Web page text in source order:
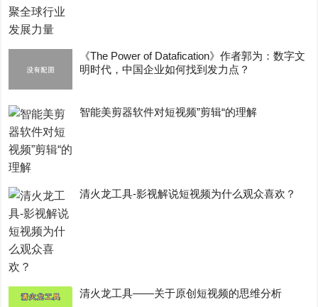
《The Power of Datafication》作者郭为：数字文
明时代，中国企业如何找到发力点？
智能美剪器软件对短视频”剪辑“的理解
清火龙工具-影视解说短视频为什么观众喜欢？
清火龙工具——关于原创短视频的思维分析